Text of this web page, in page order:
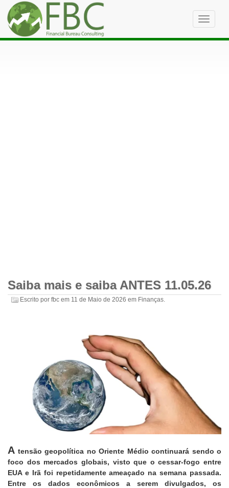
Saiba mais e saiba ANTES 11.05.26
Escrito por fbc em 11 de Maio de 2026 em Finanças.
A tensão geopolítica no Oriente Médio continuará sendo o
foco dos mercados globais, visto que o cessar-fogo entre
EUA e Irã foi repetidamente ameaçado na semana passada.
Entre os dados econômicos a serem divulgados, os